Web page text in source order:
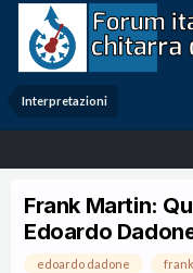
Interpretazioni
Frank Martin:
Edoardo
edoardo dadone